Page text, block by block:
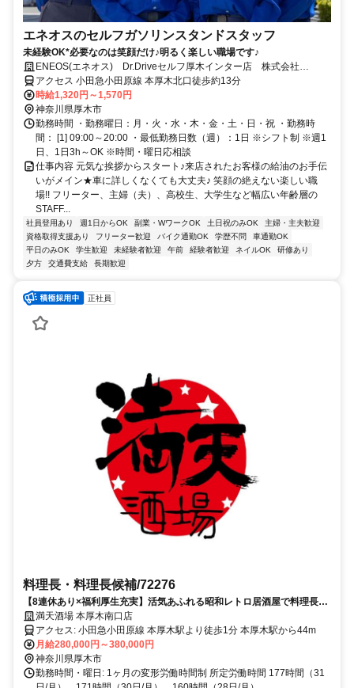
エネオスのセルフガソリンスタンドスタッフ
未経験OK*必要なのは笑顔だけ♪明るく楽しい職場です♪
ENEOS(エネオス) Dr.Driveセルフ厚木インター店 株式会社
ENEOSモビリニア
アクセス 小田急小田原線 本厚木北口徒歩約13分
時給1,320円～1,570円
神奈川県厚木市
勤務時間 ・勤務曜日：月・火・水・木・金・土・日・祝 ・勤務時
間： [1] 09:00～20:00 ・最低勤務日数（週）：1日 ※シフト制 ※週1
日、1日3h～OK ※時間・曜日応相談
仕事内容 元気な挨拶からスタート♪来店されたお客様の給油のお手伝
いがメイン★車に詳しくなくても大丈夫♪ 笑顔の絶えない楽しい職
場!! フリーター、主婦（夫）、高校生、大学生など幅広い年齢層の
STAFF...
社員登用あり 週1日からOK 副業・WワークOK 土日祝のみOK
主婦・主夫歓迎
資格取得支援あり
フリーター歓迎 バイク通勤OK 学歴不問
車通勤OK
平日のみOK
学生歓迎 未経験者歓迎 午前 経験者歓迎 ネイルOK
研修あり
夕方
交通費支給 長期歓迎
正社員
料理長・料理長候補/72276
【8連休あり×福利厚生充実】活気あふれる昭和レトロ居酒屋で料理長候
補を募集
満天酒場 本厚木南口店
アクセス: 小田急小田原線 本厚木駅より徒歩1分 本厚木駅から44m
月給280,000円～380,000円
神奈川県厚木市
勤務時間・曜日: 1ヶ月の変形労働時間制 所定労働時間 177時間（31